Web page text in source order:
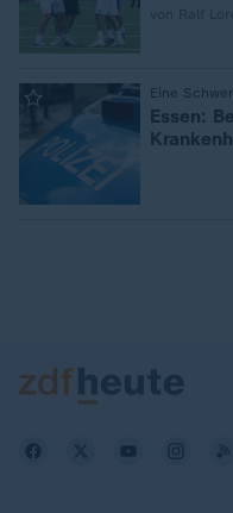
Eine
Essen: